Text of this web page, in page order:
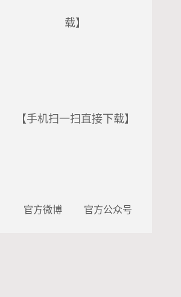
【手机扫一扫直接下载】
官方微博 官方公众号